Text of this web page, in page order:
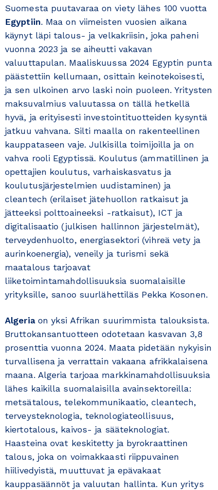
Suomesta puutavaraa on viety lähes 100 vuotta
Egyptiin. Maa on viimeisten vuosien aikana
käynyt läpi talous- ja velkakriisin, joka paheni
vuonna 2023 ja se aiheutti vakavan
valuuttapulan. Maaliskuussa 2024 Egyptin punta
päästettiin kellumaan, osittain keinotekoisesti,
ja sen ulkoinen arvo laski noin puoleen. Yritysten
maksuvalmius valuutassa on tällä hetkellä
hyvä, ja erityisesti investointituotteiden kysyntä
jatkuu vahvana. Silti maalla on rakenteellinen
kauppataseen vaje. Julkisilla toimijoilla ja on
vahva rooli Egyptissä. Koulutus (ammatillinen ja
opettajien koulutus, varhaiskasvatus ja
koulutusjärjestelmien uudistaminen) ja
cleantech (erilaiset jätehuollon ratkaisut ja
jätteeksi polttoaineeksi -ratkaisut), ICT ja
digitalisaatio (julkisen hallinnon järjestelmät),
terveydenhuolto, energiasektori (vihreä vety ja
aurinkoenergia), veneily ja turismi sekä
maatalous tarjoavat
liiketoimintamahdollisuuksia suomalaisille
yrityksille, sanoo suurlähettiläs Pekka Kosonen.
Algeriaon yksi Afrikan suurimmista talouksista.
Bruttokansantuotteen odotetaan kasvavan 3,8
prosenttia vuonna 2024. Maata pidetään nykyisin
turvallisena ja verrattain vakaana afrikkalaisena
maana. Algeria tarjoaa markkinamahdollisuuksia
lähes kaikilla suomalaisilla avainsektoreilla:
metsätalous, telekommunikaatio, cleantech,
terveysteknologia, teknologiateollisuus,
kiertotalous, kaivos- ja sääteknologiat.
Haasteina ovat keskitetty ja byrokraattinen
talous, joka on voimakkaasti riippuvai­nen
hiilivedyistä, muuttuvat ja epävakaat
kauppasäännöt ja valuutan hallinta. Kun yritys